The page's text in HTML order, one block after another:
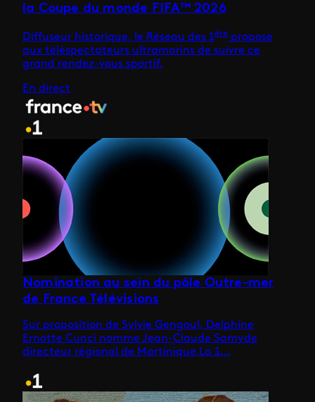
la Coupe du monde FIFA™ 2026
Diffuseur historique, le Réseau des 1ère propose
aux téléspectateurs ultramarins de suivre ce
grand rendez-vous sportif.
En direct
Nomination au sein du pôle Outre-mer
de France Télévisions
Sur proposition de Sylvie Gengoul, Delphine
Ernotte Cunci nomme Jean-Claude Samyde
directeur régional de Martinique La 1...